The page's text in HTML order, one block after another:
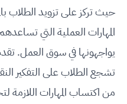
حيث تركز على تزويد الطلاب
المهارات العملية التي
يواجهونها في سوق العمل.
تشجع الطلاب على التفكير
من اكتساب المهارات اللازمة